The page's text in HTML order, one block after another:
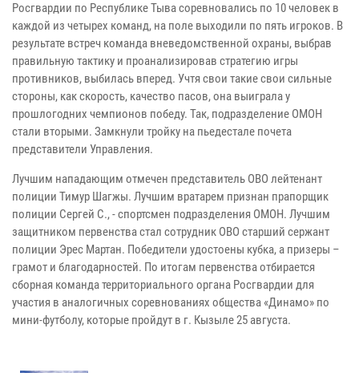
Росгвардии по Республике Тыва соревновались по 10 человек в
каждой из четырех команд, на поле выходили по пять игроков. В
результате встреч команда вневедомственной охраны, выбрав
правильную тактику и проанализировав стратегию игры
противников, выбилась вперед. Учтя свои такие свои сильные
стороны, как скорость, качество пасов, она выиграла у
прошлогодних чемпионов победу. Так, подразделение ОМОН
стали вторыми. Замкнули тройку на пьедестале почета
представители Управления.
Лучшим нападающим отмечен представитель ОВО лейтенант
полиции Тимур Шагжы. Лучшим вратарем признан прапорщик
полиции Сергей С., - спортсмен подразделения ОМОН. Лучшим
защитником первенства стал сотрудник ОВО старший сержант
полиции Эрес Мартан. Победители удостоены кубка, а призеры –
грамот и благодарностей. По итогам первенства отбирается
сборная команда территориального органа Росгвардии для
участия в аналогичных соревнованиях общества «Динамо» по
мини-футболу, которые пройдут в г. Кызыле 25 августа.